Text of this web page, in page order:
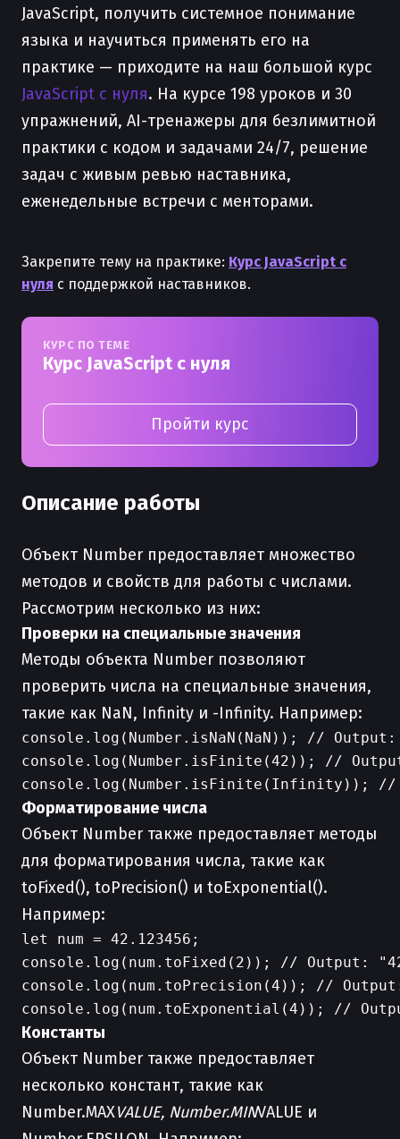
JavaScript, получить системное понимание
языка и научиться применять его на
практике — приходите на наш большой курс
JavaScript с нуля. На курсе 198 уроков и 30
упражнений, AI-тренажеры для безлимитной
практики с кодом и задачами 24/7, решение
задач с живым ревью наставника,
еженедельные встречи с менторами.
Закрепите тему на практике: Курс JavaScript с
нуля с поддержкой наставников.
КУРС ПО ТЕМЕ
Курс JavaScript с нуля
Пройти курс
Описание работы
Объект Number предоставляет множество
методов и свойств для работы с числами.
Рассмотрим несколько из них:
Проверки на специальные значения
Методы объекта Number позволяют
проверить числа на специальные значения,
такие как NaN, Infinity и -Infinity. Например:
console.log(Number.isNaN(NaN)); //
console.log(Number.isFinite(42)); //
Форматирование числа
Объект Number также предоставляет методы
для форматирования числа, такие как
toFixed(), toPrecision() и toExponential().
Например:
let num = 42.123456;
console.log(num.toFixed(2)); // Output:
console.log(num.toPrecision(4)); //
Константы
Объект Number также предоставляет
несколько констант, такие как
Number.MAXVALUE, Number.MINVALUE и